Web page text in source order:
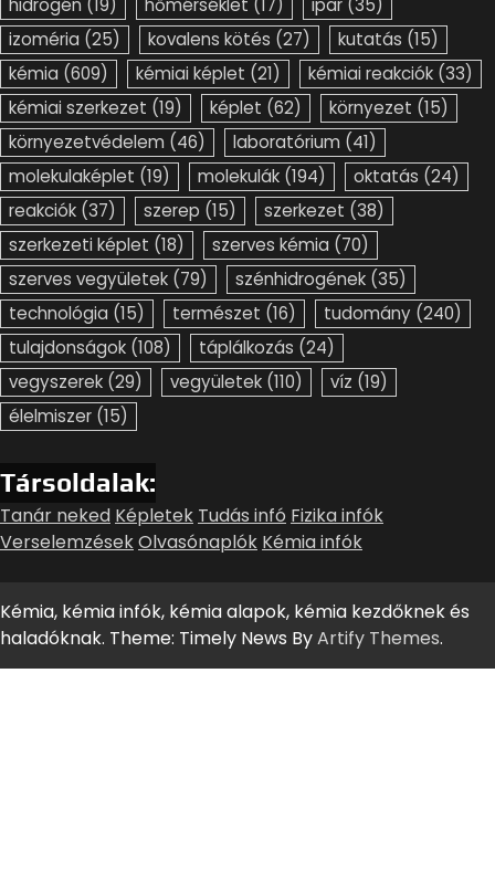
hidrogén (19) hőmérséklet (17) ipar (35)
izoméria (25) kovalens kötés (27) kutatás (15)
kémia (609) kémiai képlet (21) kémiai reakciók (33)
kémiai szerkezet (19) képlet (62) környezet (15)
környezetvédelem (46) laboratórium (41)
molekulaképlet (19) molekulák (194) oktatás (24)
reakciók (37) szerep (15) szerkezet (38)
szerkezeti képlet (18) szerves kémia (70)
szerves vegyületek (79) szénhidrogének (35)
technológia (15) természet (16) tudomány (240)
tulajdonságok (108) táplálkozás (24)
vegyszerek (29) vegyületek (110) víz (19)
élelmiszer (15)
Társoldalak:
Tanár neked Képletek Tudás infó Fizika infók
VerselemzésekOlvasónaplók Kémia infók
Kémia, kémia infók, kémia alapok, kémia kezdőknek és
haladóknak. Theme: Timely News ByArtify Themes.